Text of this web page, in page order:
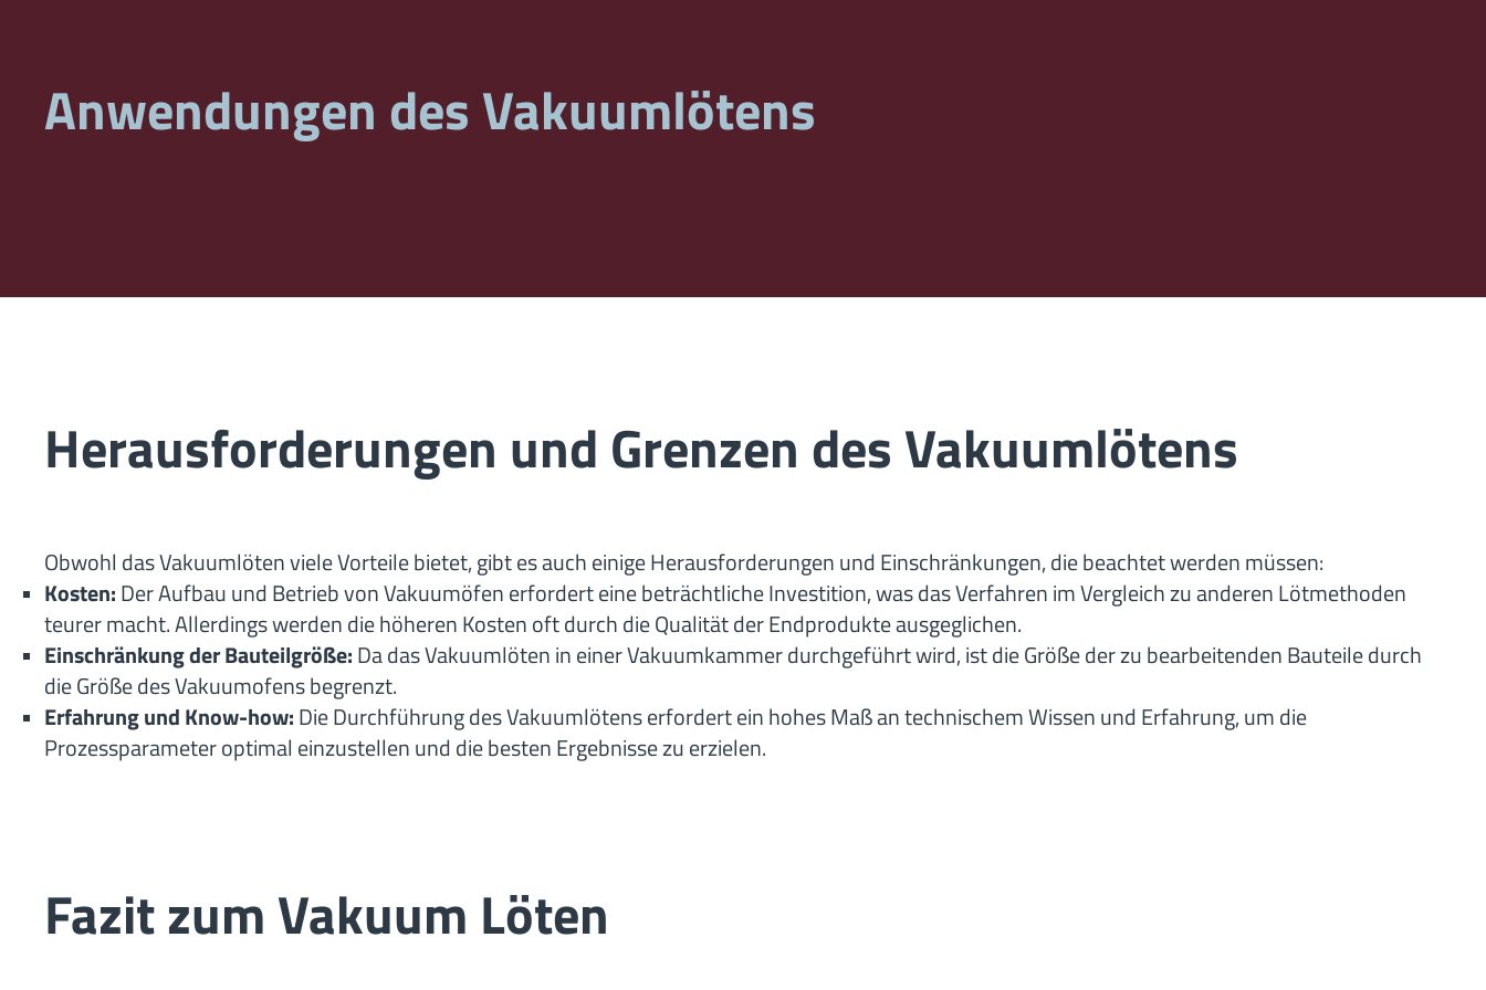
Anwendungen des Vakuumlötens
Herausforderungen und Grenzen des Vakuumlötens
Obwohl das Vakuumlöten viele Vorteile bietet, gibt es auch einige Herausforderungen und Einschränkungen, die beachtet werden müssen:
Kosten:Der Aufbau und Betrieb von Vakuumöfen erfordert eine beträchtliche Investition, was das Verfahren im Vergleich zu anderen Lötmethoden
teurer macht. Allerdings werden die höheren Kosten oft durch die Qualität der Endprodukte ausgeglichen.
Einschränkung der Bauteilgröße:Da das Vakuumlöten in einer Vakuumkammer durchgeführt wird, ist die Größe der zu bearbeitenden Bauteile durch
die Größe des Vakuumofens begrenzt.
Erfahrung und Know-how:Die Durchführung des Vakuumlötens erfordert ein hohes Maß an technischem Wissen und Erfahrung, um die
Prozessparameter optimal einzustellen und die besten Ergebnisse zu erzielen.
Fazit zum Vakuum Löten